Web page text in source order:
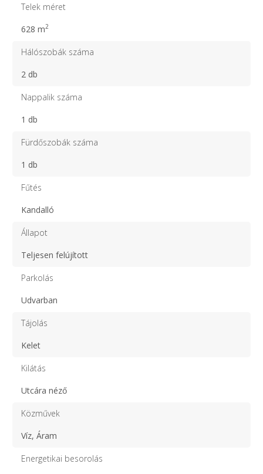
Telek méret
628 m2
Hálószobák száma
2 db
Nappalik száma
1 db
Fürdőszobák száma
1 db
Fűtés
Kandalló
Állapot
Teljesen felújított
Parkolás
Udvarban
Tájolás
Kelet
Kilátás
Utcára néző
Közművek
Víz, Áram
Energetikai besorolás